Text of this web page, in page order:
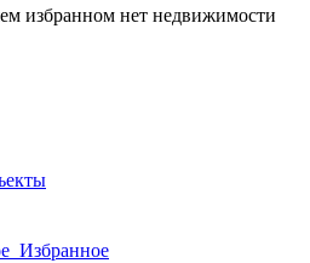
избранном нет недвижимости
Избранное